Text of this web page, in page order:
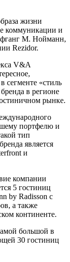
жизни
коммуникации и
М. Нойманн,
Rezidor.
V&A
сегменте «стиль
в регионе
рынке.
портфелю и
тип
является
и
компании
5 гостиниц
by Radisson с
а также
континенте.
большой в
30 гостиниц